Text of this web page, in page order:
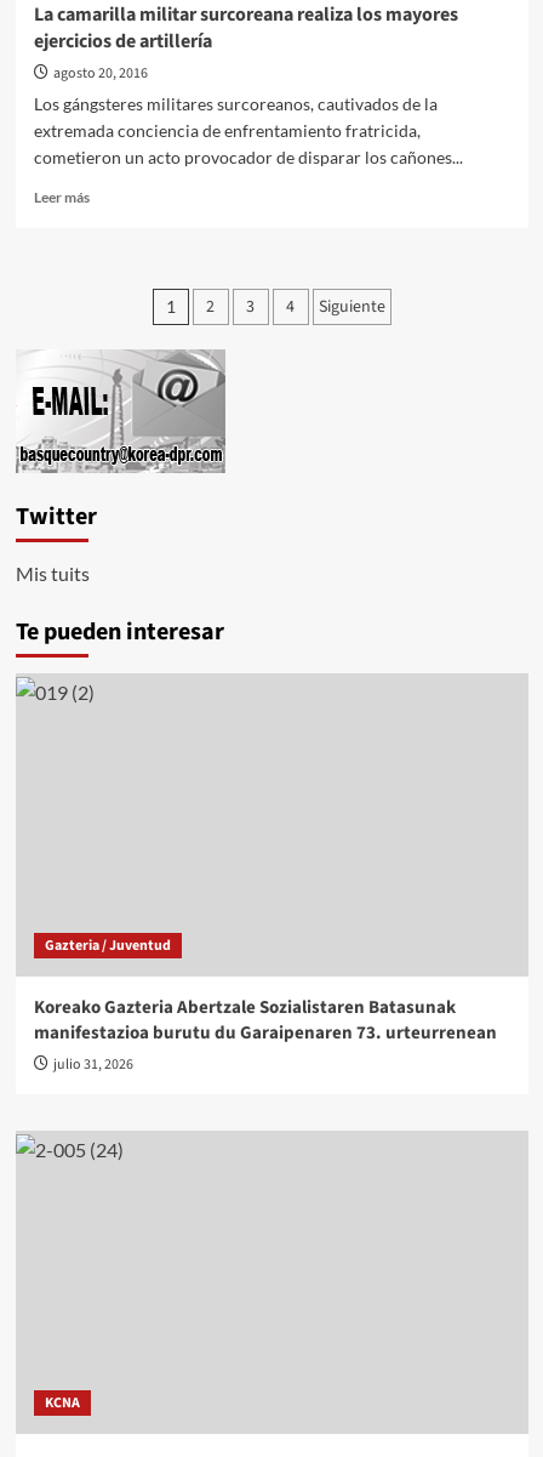
La camarilla militar surcoreana realiza los mayores
ejercicios de artillería
agosto 20, 2016
Los gángsteres militares surcoreanos, cautivados de la
extremada conciencia de enfrentamiento fratricida,
cometieron un acto provocador de disparar los cañones...
Leer másLeer
realiza
los
mayores
ejercicios
de
artillería
Paginación
de
entradas
1 2 3 4 Siguiente
Twitter
Mis tuits
Te pueden interesar
Gazteria / Juventud
Koreako Gazteria Abertzale Sozialistaren Batasunak
manifestazioa burutu du Garaipenaren 73. urteurrenean
julio 31, 2026
KCNA